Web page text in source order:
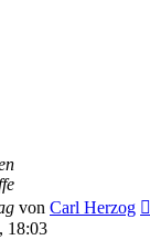
von Carl Herzog
18:03